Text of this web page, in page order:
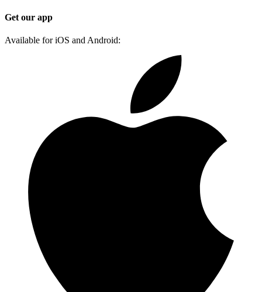
Get our app
Available for iOS and Android: